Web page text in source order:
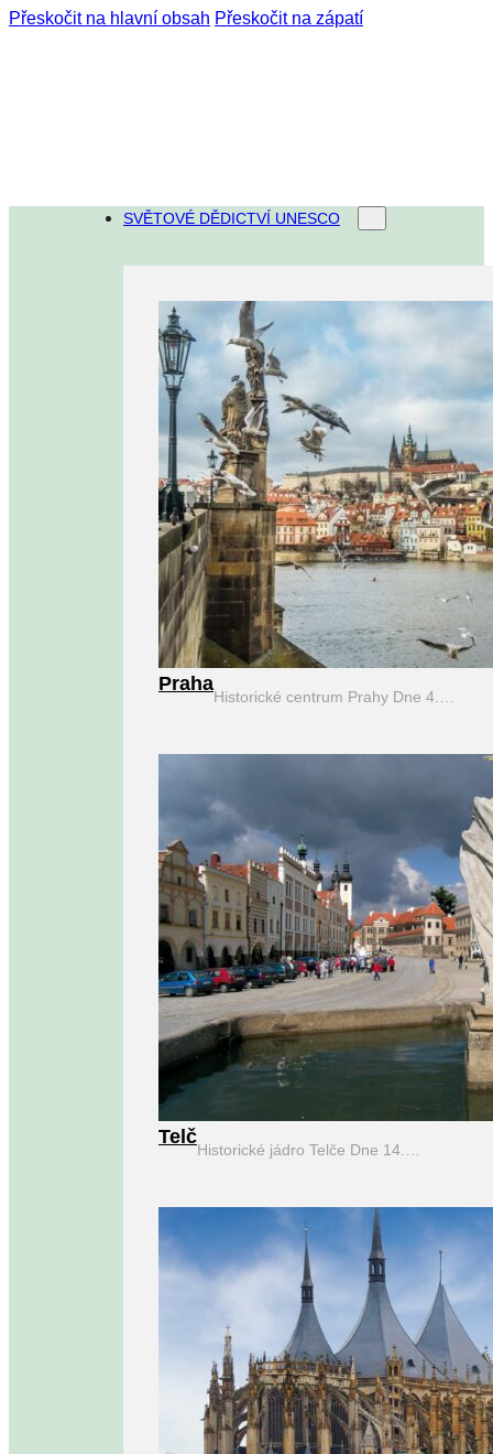
Přeskočit na hlavní obsah Přeskočit na zápatí
SVĚTOVÉ DĚDICTVÍ UNESCO
Praha
Historické centrum Prahy Dne 4.…
Telč
Historické jádro Telče Dne 14.…